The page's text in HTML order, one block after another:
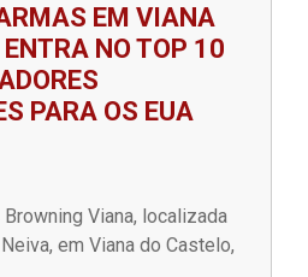
EM VIANA
NO TOP 10
PARA OS EUA
Viana, localizada
em Viana do Castelo,